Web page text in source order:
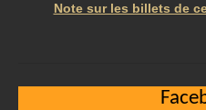
Note sur les billets de